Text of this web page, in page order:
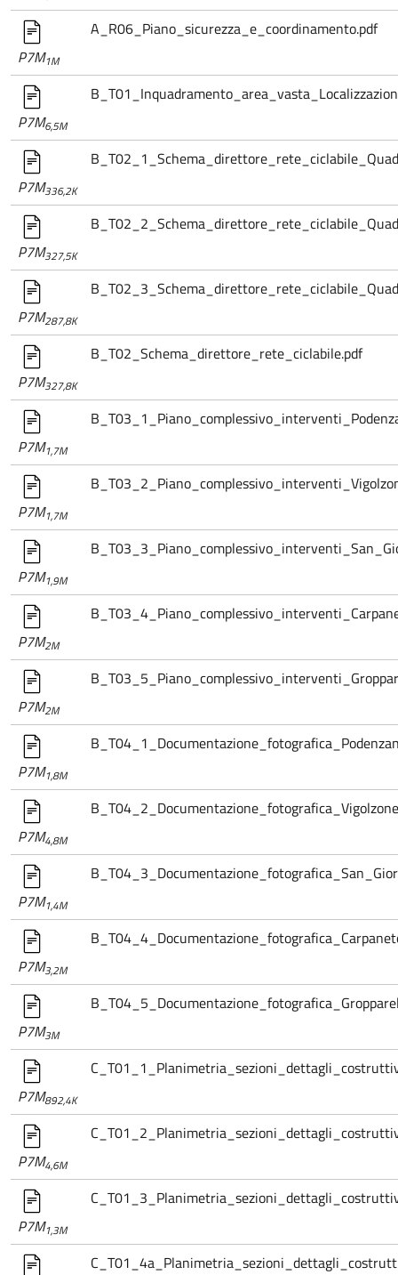
P7M1M
A_R06_Piano_sicurezza_e_coordinamento.pdf
P7M6,5M
P7M336,2K
P7M327,5K
P7M287,8K
P7M327,8K
B_T02_Schema_direttore_rete_ciclabile.pdf
P7M1,7M
P7M1,7M
P7M1,9M
P7M2M
P7M2M
P7M1,8M
P7M4,8M
P7M1,4M
P7M3,2M
P7M3M
P7M892,4K
P7M4,6M
P7M1,3M